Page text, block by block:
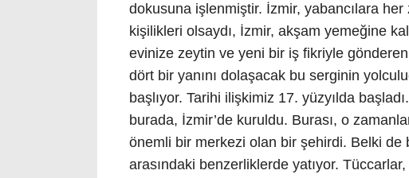
dokusuna işlenmiştir. İzmir, yabancılara her
kişilikleri olsaydı, İzmir, akşam yemeğine
evinize zeytin ve yeni bir iş fikriyle
dört bir yanını dolaşacak bu serginin
başlıyor. Tarihi ilişkimiz 17. yüzyılda
burada, İzmir’de kuruldu. Burası, o
önemli bir merkezi olan bir şehirdi. Belki de
arasındaki benzerliklerde yatıyor.